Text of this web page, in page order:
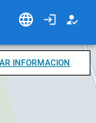
INFORMACION